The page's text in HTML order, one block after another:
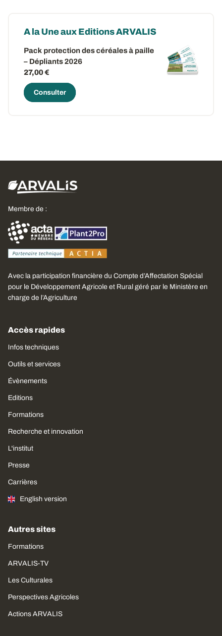
A la Une aux Editions ARVALIS
Pack protection des céréales à paille
– Dépliants 2026
27,00 €
Consulter
Membre de :
Avec la participation financière du Compte d’Affectation Spécial
pour le Développement Agricole et Rural géré par le Ministère en
charge de l’Agriculture
Accès rapides
Infos techniques
Outils et services
Évènements
Editions
Formations
Recherche et innovation
L'institut
Presse
Carrières
English version
Autres sites
Formations
ARVALIS-TV
Les Culturales
Perspectives Agricoles
Actions ARVALIS